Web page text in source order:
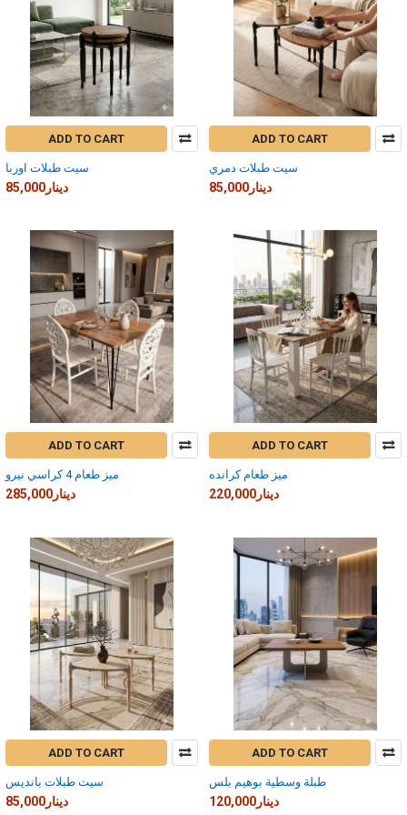
ADD TO CART
سيت طبلات اوربا
85,000دينار
ADD TO CART
سيت طبلات دمري
85,000دينار
ADD TO CART
ميز طعام 4 كراسي نيرو
285,000دينار
ADD TO CART
ميز طعام كرانده
220,000دينار
ADD TO CART
سيت طبلات بانديس
85,000دينار
ADD TO CART
طبلة وسطية بوهيم بلس
120,000دينار